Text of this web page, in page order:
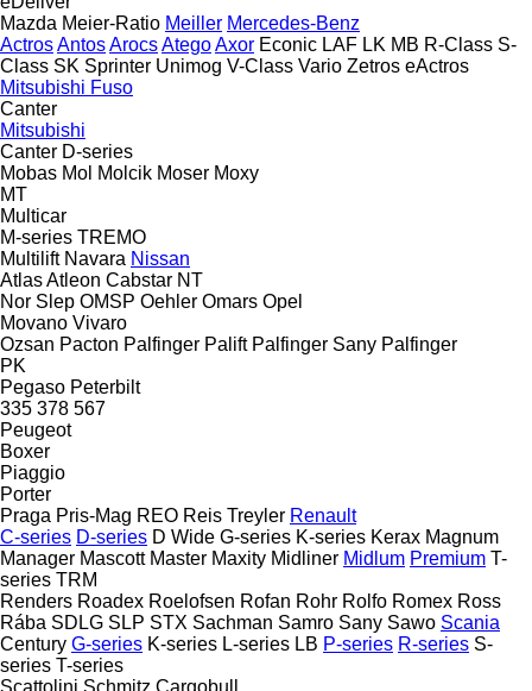
Mazda Meier-Ratio Meiller Mercedes-Benz
ActrosAntosArocsAtegoAxor Econic LAF LK MB R-Class S-
Class SK Sprinter Unimog V-Class Vario Zetros eActros
Mitsubishi Fuso
Canter
Mitsubishi
Canter D-series
Mobas Mol Molcik Moser Moxy
MT
Multicar
M-series TREMO
Multilift Navara Nissan
AtlasAtleon Cabstar NT
Nor Slep OMSP Oehler Omars Opel
Movano Vivaro
Ozsan Pacton Palfinger Palift Palfinger Sany Palfinger
PK
Pegaso Peterbilt
335 378 567
Peugeot
Boxer
Piaggio
Porter
Praga Pris-Mag REO Reis Treyler Renault
C-series D-series D Wide G-series K-series Kerax Magnum
Manager Mascott Master Maxity Midliner Midlum Premium T-
series TRM
Renders Roadex Roelofsen Rofan Rohr Rolfo Romex Ross
Rába SDLG SLP STX Sachman Samro Sany Sawo Scania
Century G-series K-series L-series LB P-series R-series S-
series T-series
Scattolini Schmitz Cargobull